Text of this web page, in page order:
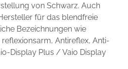
von Schwarz. Auch
für das blendfreie
Bezeichnungen wie
Antireflex, Anti-
Display Plus / Vaio Display